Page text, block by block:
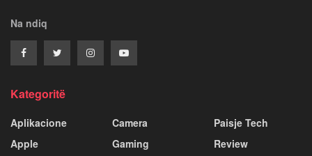
Na ndiq
Kategoritë
Aplikacione
Apple
Camera
Gaming
Paisje Tech
Review